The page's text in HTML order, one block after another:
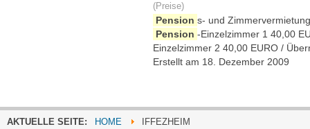
(Preise)
Pension s- und
Pension -Einzelzimmer 1 40,00
Einzelzimmer 2 40,00 EURO /
Erstellt am 18. Dezember 2009
AKTUELLE SEITE: HOME IFFEZHEIM